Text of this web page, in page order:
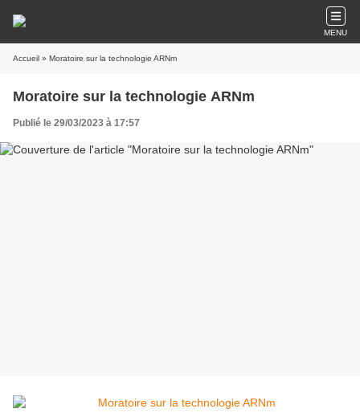
MENU
Accueil » Moratoire sur la technologie ARNm
Moratoire sur la technologie ARNm
Publié le 29/03/2023 à 17:57